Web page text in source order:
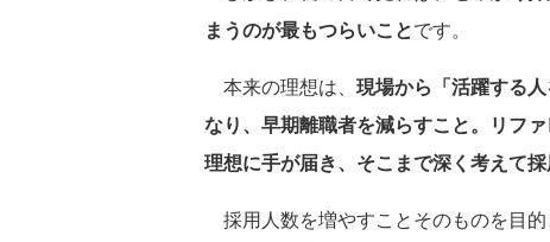
まうのが最もつらいことです。
本来の理想は、 現場から「活躍する
なり、早期離職者を減らすこと。リフ
理想に手が届き、そこまで深く考えて
採用人数を増やすことそのものを目